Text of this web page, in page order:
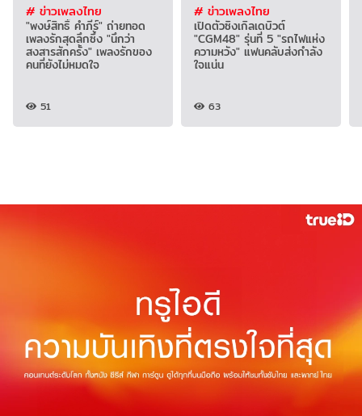
# ข่าวเพลงไทย
"พงษ์สิทธิ์ คำภีร์" ถ่ายทอด
เพลงรักสุดลึกซึ้ง "นึกว่า
สงสารสักครั้ง" เพลงรักของ
คนที่ยังไม่หมดใจ
51
# ข่าวเพลงไทย
เปิดตัวซิงเกิลเดบิวต์
"CGM48" รุ่นที่ 5 "รถไฟแห่ง
ความหวัง" แฟนคลับส่งกำลัง
ใจแน่น
63